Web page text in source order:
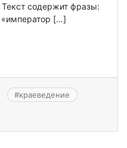
Текст содержит фразы:
«император […]
#краеведение